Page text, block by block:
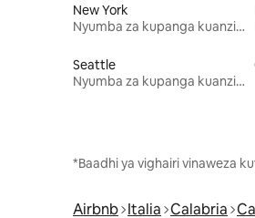
New York
Nyumba za kupanga kuanzia mwezi mmoja
Seattle
Nyumba za kupanga kuanzia mwezi mmoja
*Baadhi ya vighairi vinaweza
Airbnb Italia Calabria